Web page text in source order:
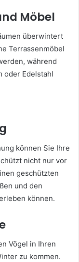
Möbel
überwintert
Terrassenmöbel
während
oder Edelstahl
können Sie Ihre
nicht nur vor
geschützten
und den
können.
Vögel in Ihren
zu kommen.